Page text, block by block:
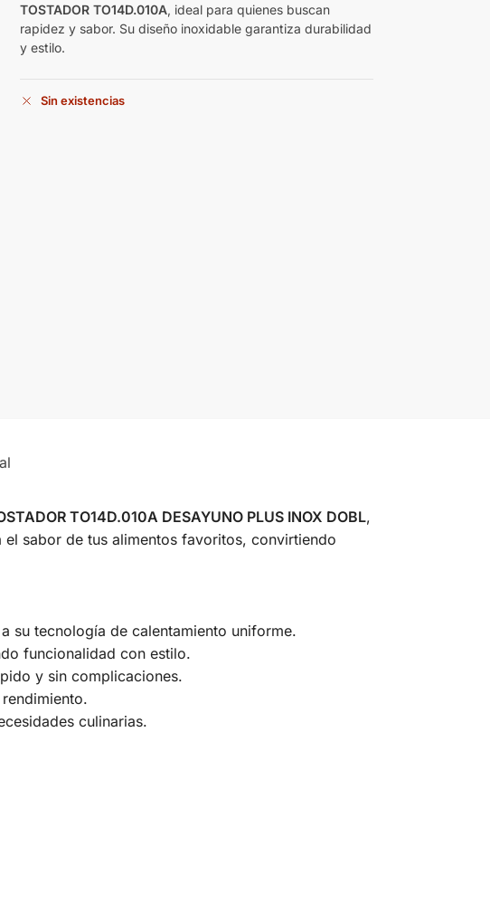
TOSTADOR TO14D.010A, ideal para quienes buscan
rapidez y sabor. Su diseño inoxidable garantiza durabilidad
y estilo.
Sin existencias
TO14D.010A DESAYUNO PLUS INOX DOBL,
sabor de tus alimentos favoritos, convirtiendo
su tecnología de calentamiento uniforme.
funcionalidad con estilo.
y sin complicaciones.
culinarias.